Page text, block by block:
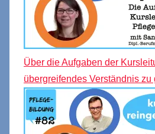
Über die Aufgaben der
übergreifendes Verständnis zu